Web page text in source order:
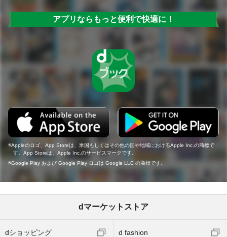
アプリならもっと便利で快適に！
Appleのロゴ、App Storeは、米国もしくはその他の国や地域におけるApple Inc.の商標で
す。App Storeは、Apple Inc.のサービスマークです。
Google Play および Google Play ロゴは Google LLC の商標です。
dマーケットストア
dショッピング d fashion